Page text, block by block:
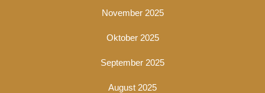
November 2025
Oktober 2025
September 2025
August 2025